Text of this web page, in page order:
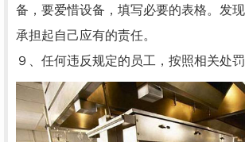
备，要爱惜设备，填写必要的表格。发
承担起自己应有的责任。
９、任何违反规定的员工，按照相关处罚